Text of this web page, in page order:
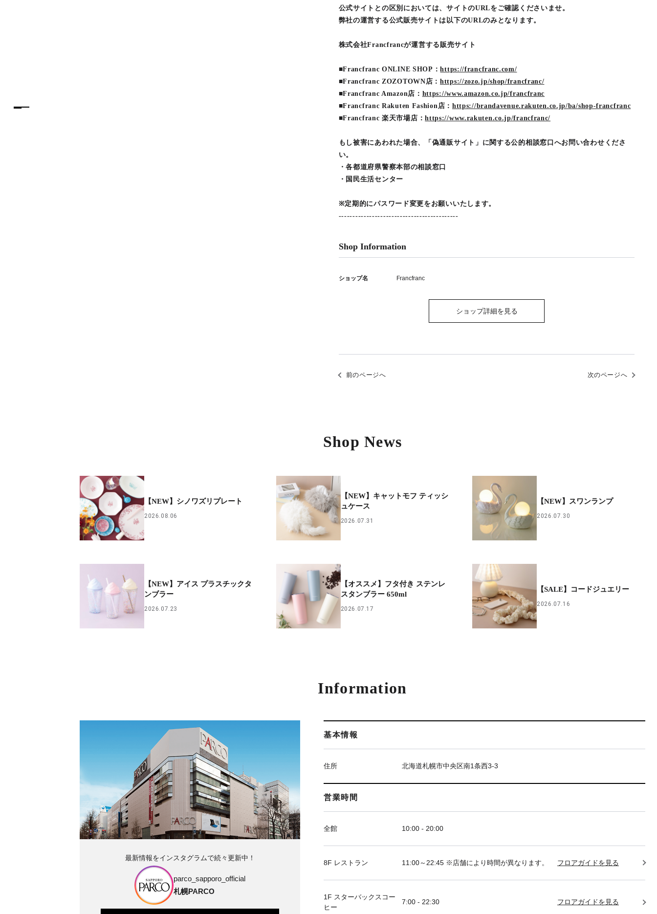
公式サイトとの区別においては、サイトのURLをご確認くださいませ。
弊社の運営する公式販売サイトは以下のURLのみとなります。
株式会社Francfrancが運営する販売サイト
■Francfranc ONLINE SHOP：https://francfranc.com/
■Francfranc ZOZOTOWN店：https://zozo.jp/shop/francfranc/
■Francfranc Amazon店： https://www.amazon.co.jp/francfranc
■Francfranc Rakuten Fashion店： https://brandavenue.rakuten.co.jp/ba/shop-francfranc
■Francfranc 楽天市場店：https://www.rakuten.co.jp/francfranc/
もし被害にあわれた場合、「偽通販サイト」に関する公的相談窓口へお問い合わせくださ
い。
・各都道府県警察本部の相談窓口
・国民生活センター
※定期的にパスワード変更をお願いいたします。
-------------------------------------------
Shop Information
ショップ名 Francfranc
ショップ詳細を見る
前のページへ 次のページへ
Shop News
【NEW】シノワズリプレート
2026.08.06
【NEW】キャットモフ ティッシ
ュケース
2026.07.31
【NEW】スワンランプ
2026.07.30
【NEW】アイス プラスチックタ
ンブラー
2026.07.23
【オススメ】フタ付き ステンレ
スタンブラー 650ml
2026.07.17
【SALE】コードジュエリー
2026.07.16
Information
基本情報
住所 北海道札幌市中央区南1条西3-3
営業時間
全館 10:00 - 20:00
8F レストラン 11:00～22:45 ※店舗により時間が異なります。 フロアガイドを見る
1F スターバックスコー
ヒー
7:00 - 22:30 フロアガイドを見る
最新情報をインスタグラムで続々更新中！
parco_sapporo_official
札幌PARCO